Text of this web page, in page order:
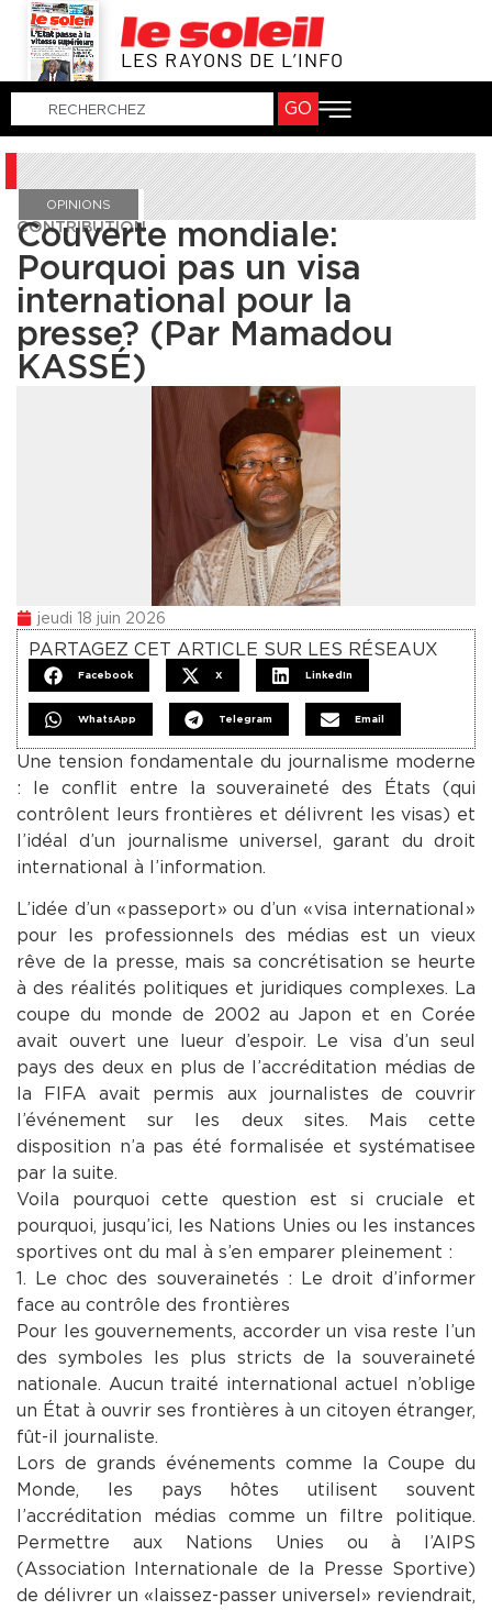
LES RAYONS DE L’INFO
GO
OPINIONS
CONTRIBUTION
Couverte mondiale:
Pourquoi pas un visa
international pour la
presse? (Par Mamadou
KASSÉ)
jeudi 18 juin 2026
PARTAGEZ CET ARTICLE SUR LES RÉSEAUX
Facebook X LinkedIn
WhatsApp Telegram Email
Une tension fondamentale du journalisme moderne
: le conflit entre la souveraineté des États (qui
contrôlent leurs frontières et délivrent les visas) et
l’idéal d’un journalisme universel, garant du droit
international à l’information.
​L’idée d’un « passeport » ou d’un « visa international »
pour les professionnels des médias est un vieux
rêve de la presse, mais sa concrétisation se heurte
à des réalités politiques et juridiques complexes. La
coupe du monde de 2002 au Japon et en Corée
avait ouvert une lueur d’espoir. Le visa d’un seul
pays des deux en plus de l’accréditation médias de
la FIFA avait permis aux journalistes de couvrir
l’événement sur les deux sites. Mais cette
disposition n’a pas été formalisée et systématisee
par la suite.
​Voila pourquoi cette question est si cruciale et
pourquoi, jusqu’ici, les Nations Unies ou les instances
sportives ont du mal à s’en emparer pleinement :
​1. Le choc des souverainetés : Le droit d’informer
face au contrôle des frontières
​Pour les gouvernements, accorder un visa reste l’un
des symboles les plus stricts de la souveraineté
nationale. Aucun traité international actuel n’oblige
un État à ouvrir ses frontières à un citoyen étranger,
fût-il journaliste.
Lors de grands événements comme la Coupe du
Monde, les pays hôtes utilisent souvent
l’accréditation médias comme un filtre politique.
Permettre aux Nations Unies ou à l’AIPS
(Association Internationale de la Presse Sportive)
de délivrer un « laissez-passer universel » reviendrait,